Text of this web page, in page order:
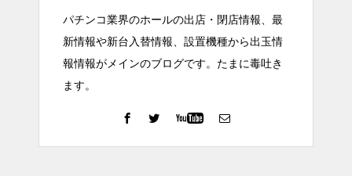
パチンコ業界のホールの出店・閉店情報、最
新情報や新台入替情報、設置機種から出玉情
報情報がメインのブログです。たまに毒吐き
ます。